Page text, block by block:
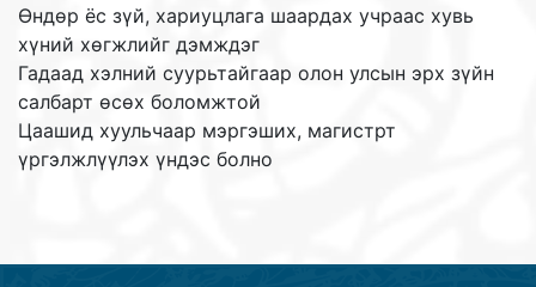
Өндөр ёс зүй, хариуцлага шаардах учраас хувь
хүний хөгжлийг дэмждэг
Гадаад хэлний суурьтайгаар олон улсын эрх зүйн
салбарт өсөх боломжтой
Цаашид хуульчаар мэргэших, магистрт
үргэлжлүүлэх үндэс болно